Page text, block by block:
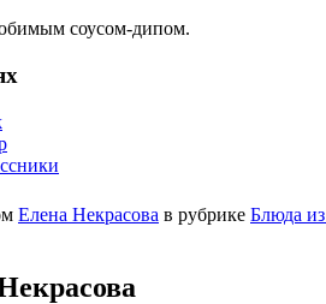
соусом-дипом.
Елена Некрасова в рубрике Блюда